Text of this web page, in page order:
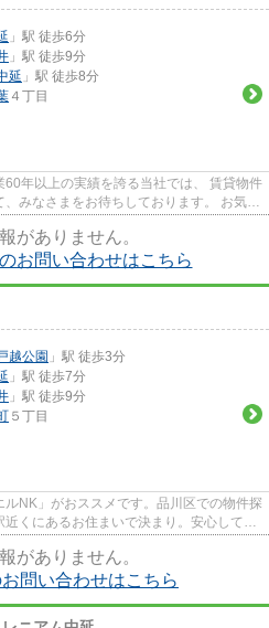
」駅 徒歩6分
」駅 徒歩9分
延 」駅 徒歩8分
４丁目
年以上の実績を誇る当社では、 賃貸物件
みなさまをお待ちしております。 お気軽
がありません。
お問い合わせはこちら
越公園 」駅 徒歩3分
」駅 徒歩7分
」駅 徒歩9分
５丁目
NK」がおススメです。品川区での物件探
くにあるお住まいで決まり。安心して、
がありません。
問い合わせはこちら